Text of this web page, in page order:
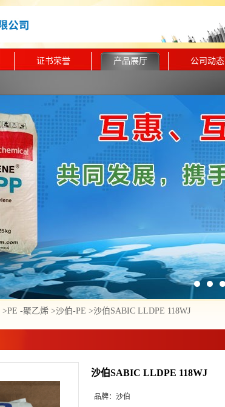
证书荣誉 产品展厅 公司动态
>PE -聚乙烯 >沙伯-PE >沙伯SABIC LLDPE 118WJ
沙伯SABIC LLDPE 118WJ
品牌： 沙伯